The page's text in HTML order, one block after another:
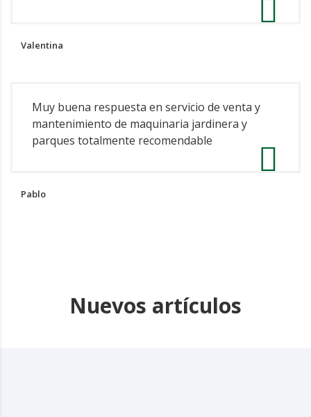
Valentina
Muy buena respuesta en servicio de venta y
mantenimiento de maquinaria jardinera y
parques totalmente recomendable
Pablo
Nuevos artículos